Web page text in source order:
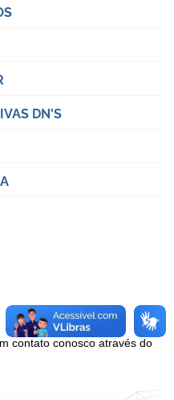
DN'S
contato conosco através do